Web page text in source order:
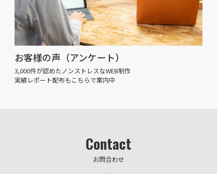
お客様の声（アンケート）
3,000件が認めたノンストレスなWEB制作
実績レポート配布もこちらで案内中
Contact
お問合わせ